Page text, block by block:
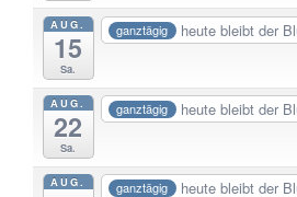
AUG.
15
Sa.
ganztägig heute bleibt der
AUG.
22
Sa.
ganztägig heute bleibt der
AUG. ganztägig heute bleibt der